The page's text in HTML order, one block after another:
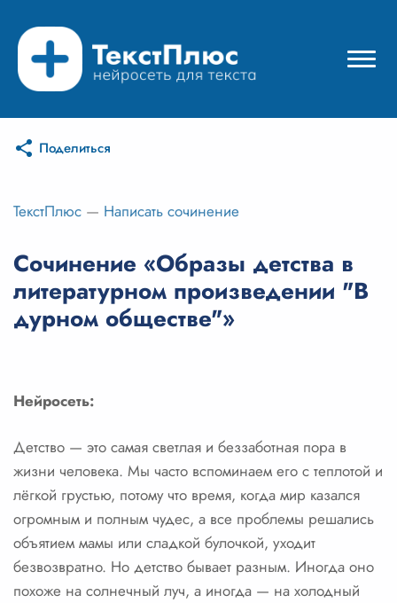
Режимы нейросети
Цены
Вход
Вход с Telegram
Поделиться
ТекстПлюс — Написать сочинение
Сочинение «Образы детства в
литературном произведении "В
дурном обществе"»
Нейросеть:
Детство — это самая светлая и беззаботная пора в
жизни человека. Мы часто вспоминаем его с теплотой и
лёгкой грустью, потому что время, когда мир казался
огромным и полным чудес, а все проблемы решались
объятием мамы или сладкой булочкой, уходит
безвозвратно. Но детство бывает разным. Иногда оно
похоже на солнечный луч, а иногда — на холодный